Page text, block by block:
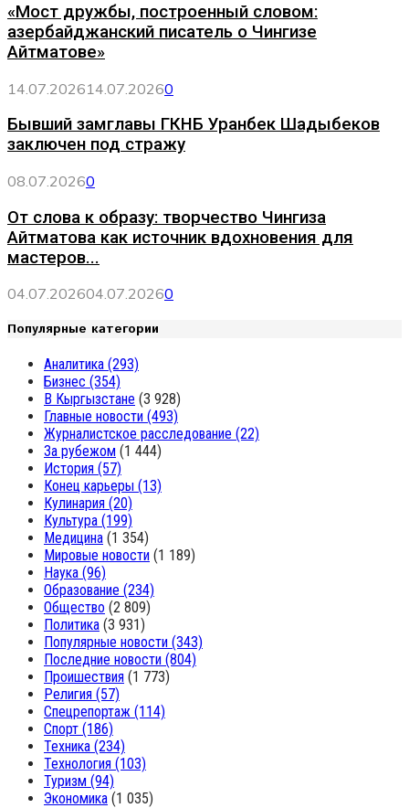
«Мост дружбы, построенный словом:
азербайджанский писатель о Чингизе
Айтматове»
14.07.202614.07.20260
Бывший замглавы ГКНБ Уранбек Шадыбеков
заключен под стражу
08.07.20260
От слова к образу: творчество Чингиза
Айтматова как источник вдохновения для
мастеров...
04.07.202604.07.20260
Популярные категории
Аналитика (293)
Бизнес (354)
В Кыргызстане (3 928)
Главные новости (493)
Журналистское расследование (22)
За рубежом (1 444)
История (57)
Конец карьеры (13)
Кулинария (20)
Культура (199)
Медицина (1 354)
Мировые новости (1 189)
Наука (96)
Образование (234)
Общество (2 809)
Политика (3 931)
Популярные новости (343)
Последние новости (804)
Проишествия (1 773)
Религия (57)
Спецрепортаж (114)
Спорт (186)
Техника (234)
Технология (103)
Туризм (94)
Экономика (1 035)